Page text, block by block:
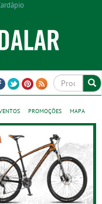
promoções mapa